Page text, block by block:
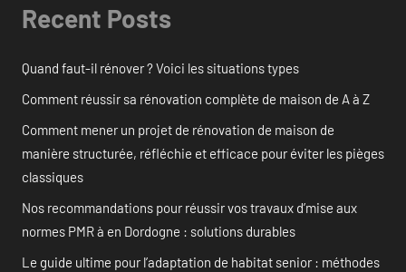
Recent Posts
Quand faut-il rénover ? Voici les situations types
Comment réussir sa rénovation complète de maison de A à Z
Comment mener un projet de rénovation de maison de
manière structurée, réfléchie et efficace pour éviter les pièges
classiques
Nos recommandations pour réussir vos travaux d’mise aux
normes PMR à en Dordogne : solutions durables
Le guide ultime pour l’adaptation de habitat senior : méthodes